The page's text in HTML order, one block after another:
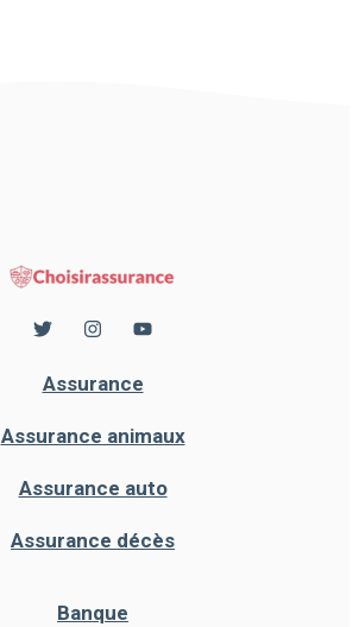
Assurance
Assurance animaux
Assurance auto
Assurance décès
Banque